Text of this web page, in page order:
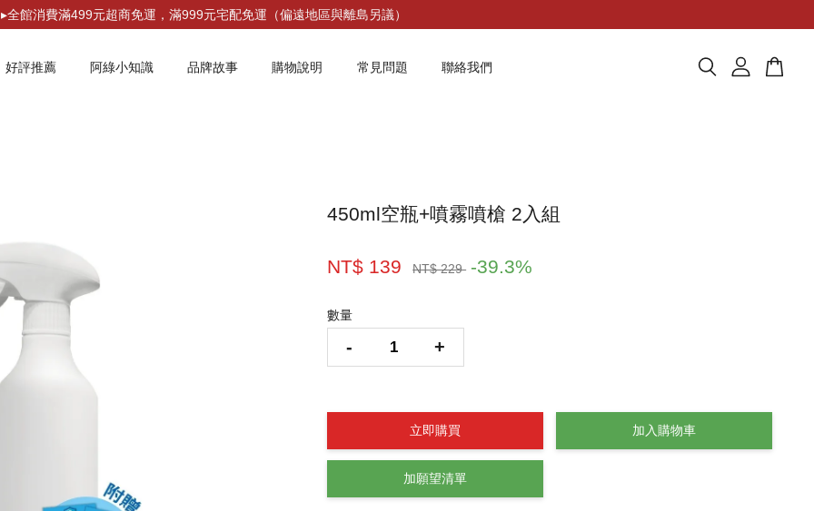
▸全館消費滿499元超商免運，滿999元宅配免運（偏遠地區與離島另議）
好評推薦 阿綠小知識 品牌故事 購物說明 常見問題 聯絡我們
450ml空瓶+噴霧噴槍 2入組
NT$ 139 NT$ 229 -39.3%
數量
- +
立即購買 加入購物車
加願望清單